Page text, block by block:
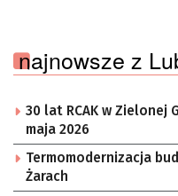
najnowsze z
30 lat RCAK w Zielonej
maja 2026
Termomodernizacja
Żarach